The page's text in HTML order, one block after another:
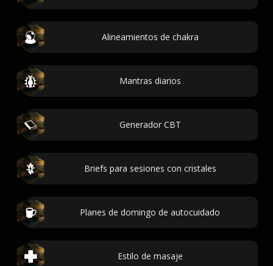
Alineamientos de chakra
Mantras diarios
Generador CBT
Briefs para sesiones con cristales
Planes de domingo de autocuidado
Estilo de masaje